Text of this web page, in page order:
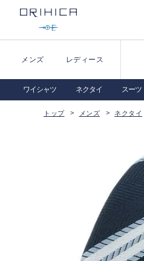
メンズ レディース
ワイシャツ ネクタイ スーツ
トップ メンズ ネクタイ